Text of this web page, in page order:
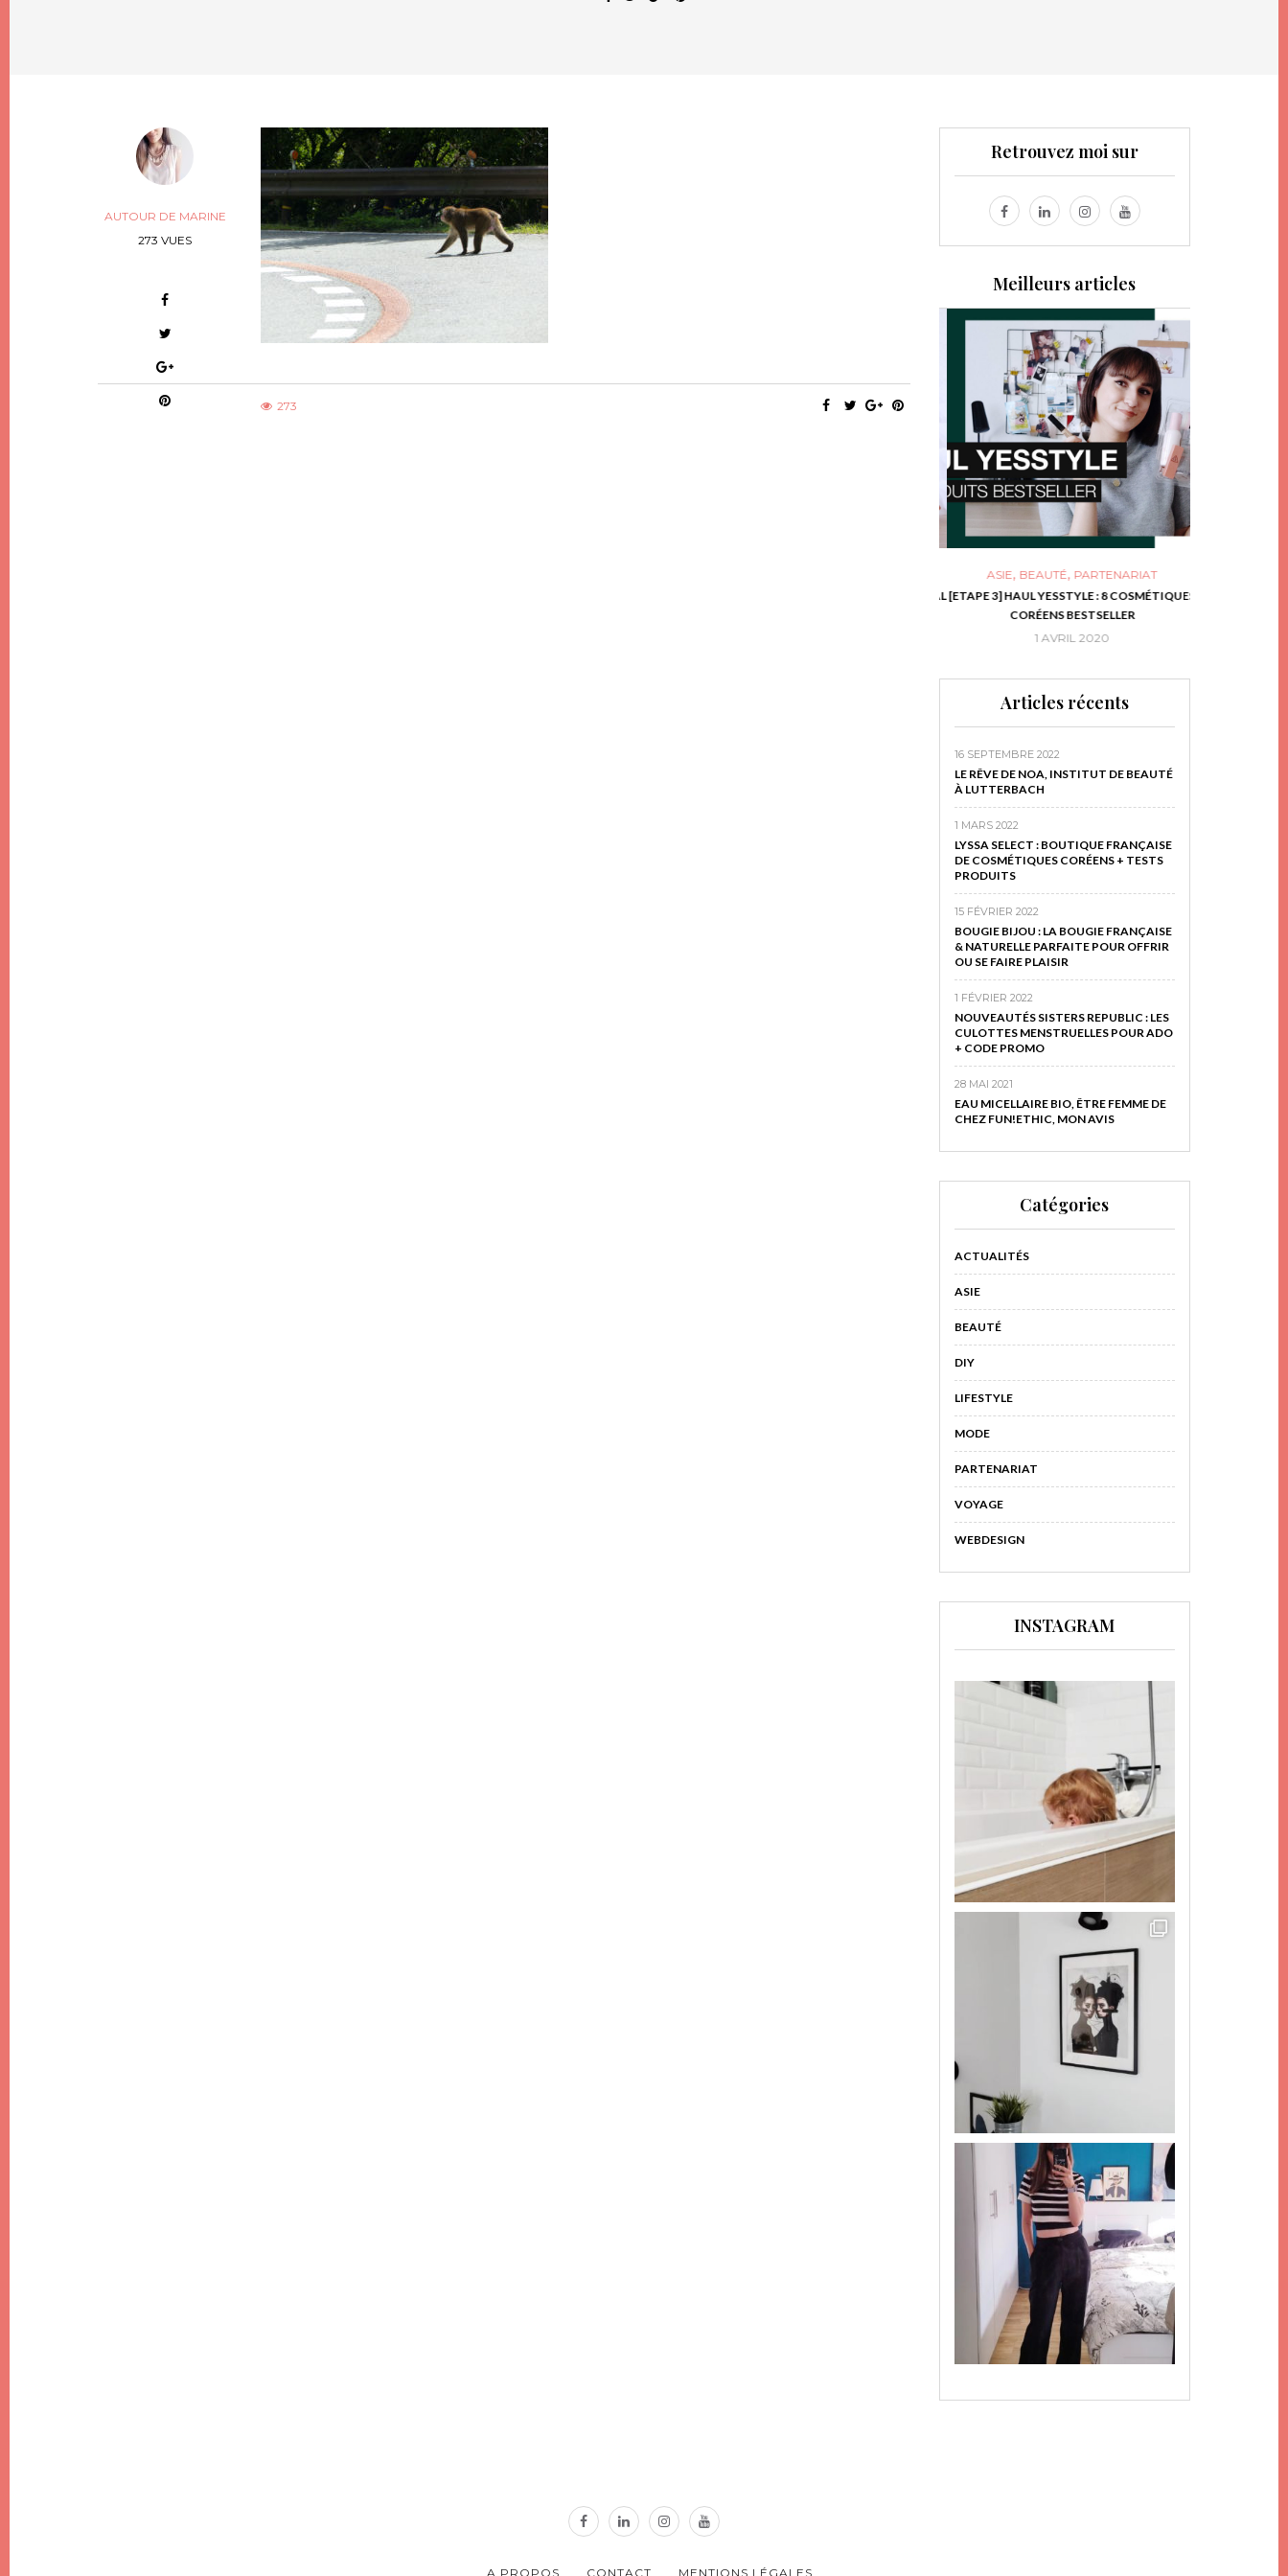
AUTOUR DE MARINE
273 VUES
273
Retrouvez moi sur
Meilleurs articles
ASIE,BEAUTÉ,PARTENARIAT
[ETAPE 3] HAUL YESSTYLE : 8 COSMÉTIQUES
CORÉENS BESTSELLER
1 AVRIL 2020
Articles récents
16 SEPTEMBRE 2022
LE RÊVE DE NOA, INSTITUT DE BEAUTÉ
À LUTTERBACH
1 MARS 2022
LYSSA SELECT : BOUTIQUE FRANÇAISE
DE COSMÉTIQUES CORÉENS + TESTS
PRODUITS
15 FÉVRIER 2022
BOUGIE BIJOU : LA BOUGIE FRANÇAISE
& NATURELLE PARFAITE POUR OFFRIR
OU SE FAIRE PLAISIR
1 FÉVRIER 2022
NOUVEAUTÉS SISTERS REPUBLIC : LES
CULOTTES MENSTRUELLES POUR ADO
+ CODE PROMO
28 MAI 2021
EAU MICELLAIRE BIO, ÊTRE FEMME DE
CHEZ FUN!ETHIC, MON AVIS
Catégories
ACTUALITÉS
ASIE
BEAUTÉ
DIY
LIFESTYLE
MODE
PARTENARIAT
VOYAGE
WEBDESIGN
INSTAGRAM
A PROPOS CONTACT MENTIONS LÉGALES